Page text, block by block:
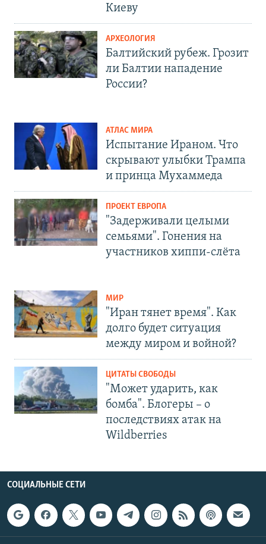
Киеву
АРХЕОЛОГИЯ
Балтийский рубеж. Грозит
ли Балтии нападение
России?
АТЛАС МИРА
Испытание Ираном. Что
скрывают улыбки Трампа
и принца Мухаммеда
ПРОЕКТ ЕВРОПА
"Задерживали целыми
семьями". Гонения на
участников хиппи-слёта
МИР
"Иран тянет время". Как
долго будет ситуация
между миром и войной?
ЦИТАТЫ СВОБОДЫ
"Может ударить, как
бомба". Блогеры – о
последствиях атак на
Wildberries
СОЦИАЛЬНЫЕ СЕТИ